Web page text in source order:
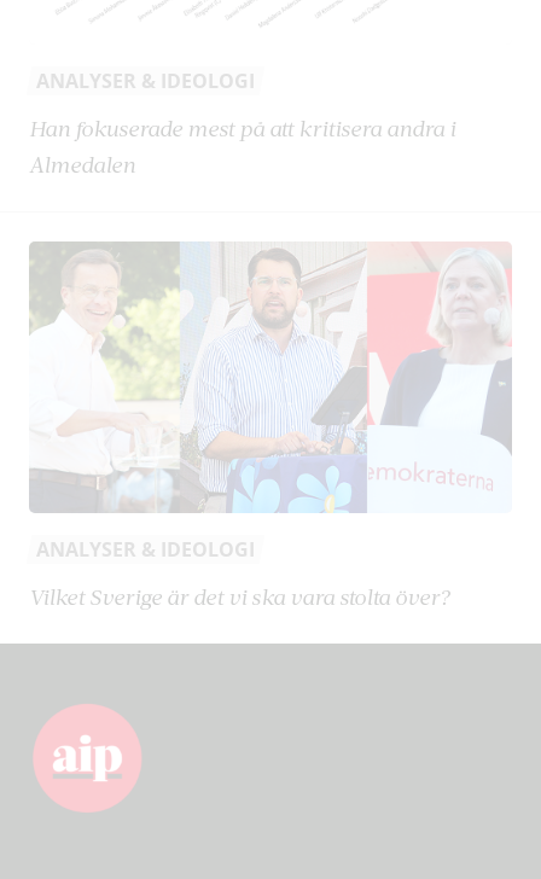
ANALYSER & IDEOLOGI
Han fokuserade mest på att kritisera andra i
Almedalen
ANALYSER & IDEOLOGI
Vilket Sverige är det vi ska vara stolta över?